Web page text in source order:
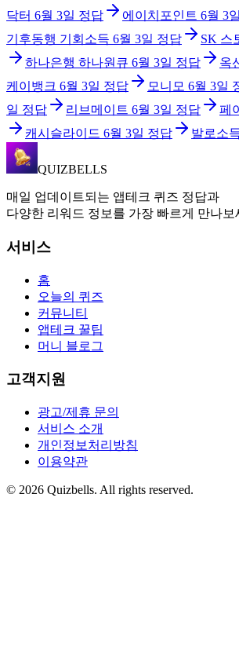
닥터 6월 3일 정답 에이치포인트 6월 3일
기후동행 기회소득 6월 3일 정답 SK 스
하나은행 하나원큐 6월 3일 정답 옥
케이뱅크 6월 3일 정답 모니모 6월 3일
일 정답 리브메이트 6월 3일 정답 페
캐시슬라이드 6월 3일 정답 발로소
QUIZBELLS
매일 업데이트되는 앱테크 퀴즈 정답과
다양한 리워드 정보를 가장 빠르게 만나보
서비스
홈
오늘의 퀴즈
커뮤니티
앱테크 꿀팁
머니 블로그
고객지원
광고/제휴 문의
서비스 소개
개인정보처리방침
이용약관
© 2026 Quizbells. All rights reserved.